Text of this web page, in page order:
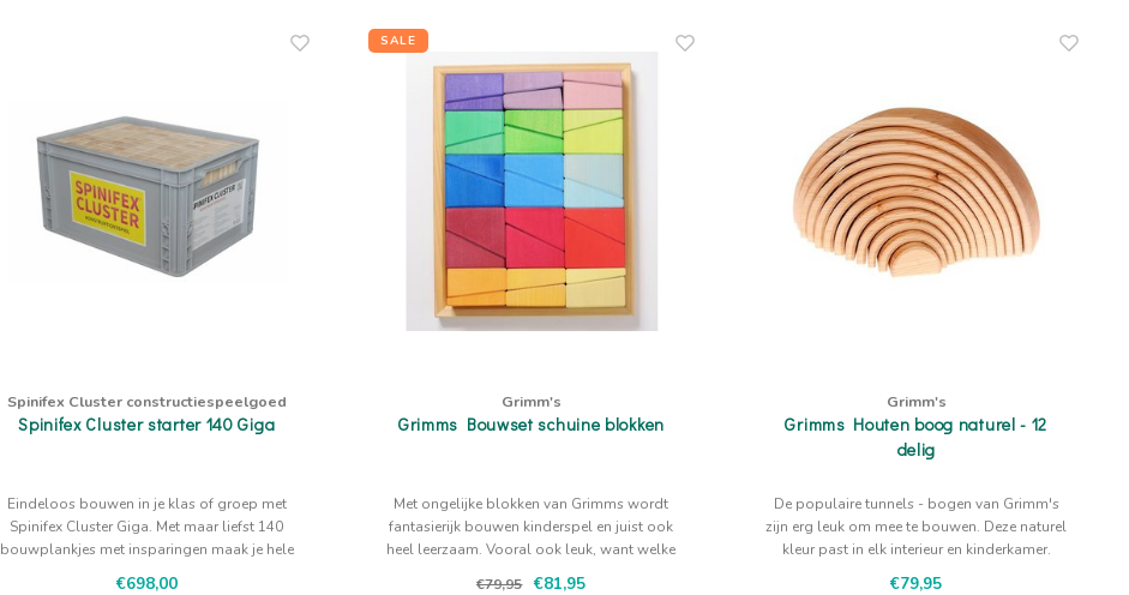
Spinifex Cluster constructiespeelgoed
Spinifex Cluster starter 140 Giga
Eindeloos bouwen in je klas of groep met
Spinifex Cluster Giga. Met maar liefst 140
bouwplankjes met insparingen maak je hele
€698,00
SALE
Grimm's
Grimms Bouwset schuine blokken
Met ongelijke blokken van Grimms wordt
fantasierijk bouwen kinderspel en juist ook
heel leerzaam. Vooral ook leuk, want welke
€79,95 €81,95
Grimm's
Grimms Houten boog naturel - 12
delig
De populaire tunnels - bogen van Grimm's
zijn erg leuk om mee te bouwen. Deze naturel
kleur past in elk interieur en kinderkamer.
€79,95